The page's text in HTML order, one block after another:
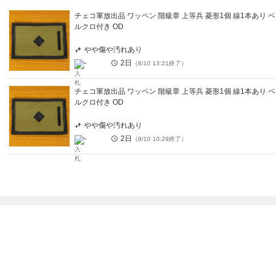
チェコ軍放出品 ワッペン 階級章 上等兵 菱形1個 線1本あり ベ
ルクロ付き OD
やや傷や汚れあり
-
2日 （8/10 13:21終了）
チェコ軍放出品 ワッペン 階級章 上等兵 菱形1個 線1本あり ベ
ルクロ付き OD
やや傷や汚れあり
-
2日 （8/10 10:29終了）